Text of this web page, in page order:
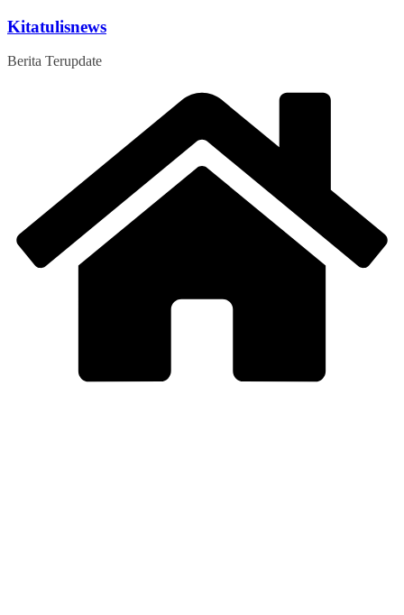
Skip
content
Kitatulisnews
Berita Terupdate